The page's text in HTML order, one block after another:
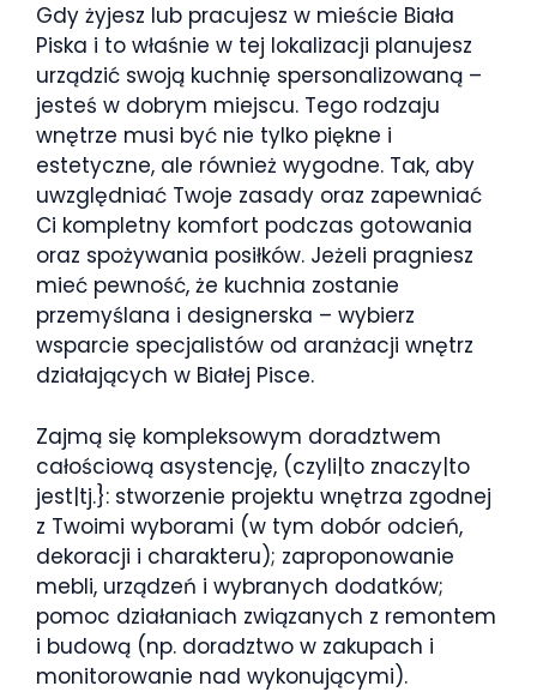
Gdy żyjesz lub pracujesz w mieście Biała
Piska i to właśnie w tej lokalizacji planujesz
urządzić swoją kuchnię spersonalizowaną –
jesteś w dobrym miejscu. Tego rodzaju
wnętrze musi być nie tylko piękne i
estetyczne, ale również wygodne. Tak, aby
uwzględniać Twoje zasady oraz zapewniać
Ci kompletny komfort podczas gotowania
oraz spożywania posiłków. Jeżeli pragniesz
mieć pewność, że kuchnia zostanie
przemyślana i designerska – wybierz
wsparcie specjalistów od aranżacji wnętrz
działających w Białej Pisce.
Zajmą się kompleksowym doradztwem
całościową asystencję, (czyli|to znaczy|to
jest|tj.}: stworzenie projektu wnętrza zgodnej
z Twoimi wyborami (w tym dobór odcień,
dekoracji i charakteru); zaproponowanie
mebli, urządzeń i wybranych dodatków;
pomoc działaniach związanych z remontem
i budową (np. doradztwo w zakupach i
monitorowanie nad wykonującymi).